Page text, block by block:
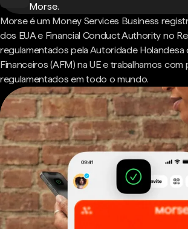
Morse.
Morse é um Money Services Business
dos EUA e Financial Conduct Authority no
regulamentados pela Autoridade
Financeiros (AFM) na UE e trabalhamos com
regulamentados em todo o mundo.